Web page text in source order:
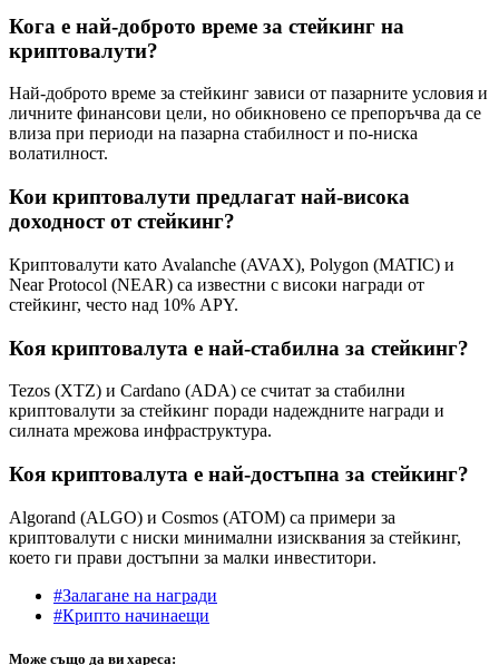
Кога е най-доброто време за стейкинг на
криптовалути?
Най-доброто време за стейкинг зависи от пазарните условия и
личните финансови цели, но обикновено се препоръчва да се
влиза при периоди на пазарна стабилност и по-ниска
волатилност.
Кои криптовалути предлагат най-висока
доходност от стейкинг?
Криптовалути като Avalanche (AVAX), Polygon (MATIC) и
Near Protocol (NEAR) са известни с високи награди от
стейкинг, често над 10% APY.
Коя криптовалута е най-стабилна за стейкинг?
Tezos (XTZ) и Cardano (ADA) се считат за стабилни
криптовалути за стейкинг поради надеждните награди и
силната мрежова инфраструктура.
Коя криптовалута е най-достъпна за стейкинг?
Algorand (ALGO) и Cosmos (ATOM) са примери за
криптовалути с ниски минимални изисквания за стейкинг,
което ги прави достъпни за малки инвеститори.
#Залагане на награди
#Крипто начинаещи
Може също да ви хареса: